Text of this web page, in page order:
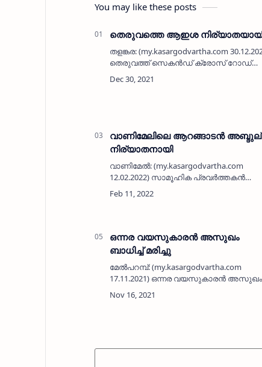
You may like these posts
തെരുവത്തെ ആഇശ
തളങ്കര: (my.kasargodvartha.com
തെരുവത്ത് സെകൻഡ് ക്രോസ് റോഡ്
ആഇശ സത്താർ മൻസിലിലെ
അബുസത്താറിന്റെ ഭാര്യ ആഇശ (76)
വാണിമേലിലെ ആറങ്ങാടൻ
നിര്യാതനായി
വാണിമേൽ: (my.kasargodvartha.com
12.02.2022) സാമൂഹിക പ്രവർത്തകൻ
വാണിമേലിലെ പുതുപ്പനാകണ്ടി
അബ്ദുല്ല (73) നിര്യാതനായി. കെഎൻഎം
ഒന്നര വയസുകാരൻ അസുഖം
ബാധിച്ച് മരിച്ചു
മേൽപറമ്പ്: (my.kasargodvartha.com
17.11.2021) ഒന്നര വയസുകാരൻ അസുഖം
ബാധിച്ച് മരിച്ചു. മേൽപറമ്പ് വള്ളിയോട്ടെ
റാഫി കുന്നരിയത്ത് - ശബീബ ദമ്പതികളുടെ